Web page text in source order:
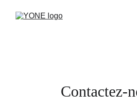
Contactez-